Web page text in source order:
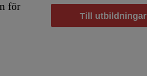
för
Till utbildningar